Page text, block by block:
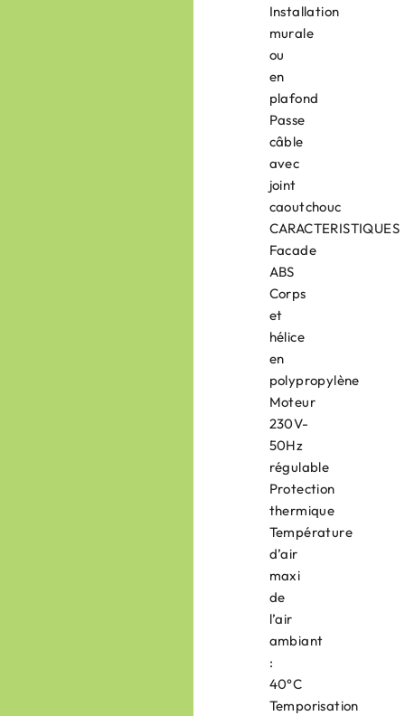
Installation
murale
ou
en
plafond
Passe
câble
avec
joint
caoutchouc
CARACTERISTIQUES
Facade
ABS
Corps
et
hélice
en
polypropylène
Moteur
230V-
50Hz
régulable
Protection
thermique
Température
d’air
maxi
de
l’air
ambiant
:
40°C
Temporisation